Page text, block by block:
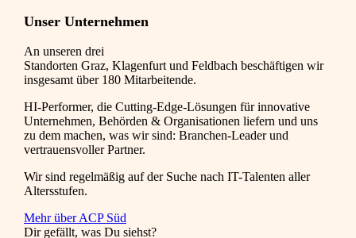
Unser Unternehmen
An unseren drei
Standorten Graz, Klagenfurt und Feldbach beschäftigen wir
insgesamt über 180 Mitarbeitende.
HI-Performer, die Cutting-Edge-Lösungen für innovative
Unternehmen, Behörden & Organisationen liefern und uns
zu dem machen, was wir sind: Branchen-Leader und
vertrauensvoller Partner.
Wir sind regelmäßig auf der Suche nach IT-Talenten aller
Altersstufen.
Mehr über ACP Süd
Dir gefällt, was Du siehst?